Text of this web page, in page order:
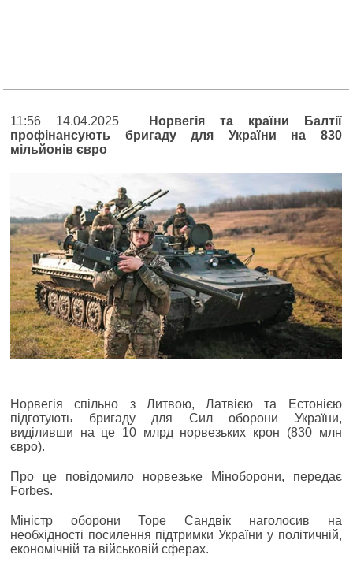
11:56 14.04.2025
Норвегія та країни Балтії
профінансують бригаду для України на 830
мільйонів євро
Норвегія спільно з Литвою, Латвією та Естонією
підготують бригаду для Сил оборони України,
виділивши на це 10 млрд норвезьких крон (830 млн
євро).
Про це повідомило норвезьке Міноборони, передає
Forbes.
Міністр оборони Торе Сандвік наголосив на
необхідності посилення підтримки України у політичній,
економічній та військовій сферах.